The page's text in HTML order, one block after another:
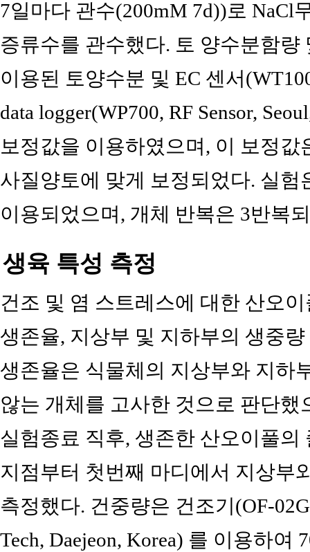
7일마다 관수(200mM 7d))로 NaCl
증류수를 관수했다. 토 양수분함량
이용된 토양수분 및 EC 센서
data logger(WP700, RF Sensor,
보정값을 이용하였으며, 이 보정
사질양토에 맞게 보정되었다. 실험
이용되었으며, 개체 반복은 3반복
생육 특성 측정
건조 및 염 스트레스에 대한 산오
생존율, 지상부 및 지하부의 생중
생존율은 식물체의 지상부와 지하
않는 개체를 고사한 것으로 판단했
실험종료 직후, 생존한 산오이풀
지점부터 첫번째 마디에서 지상부
측정했다. 건중량은 건조기(OF-
Tech, Daejeon, Korea) 를 이용하